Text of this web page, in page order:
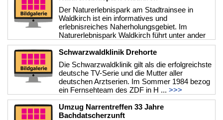
Der Naturerlebnispark am Stadtrainsee in
Waldkirch ist ein informatives und
erlebnisreiches Naherholungsgebiet. Im
Naturerlebnispark Waldkirch führt unter ander
...>>>
Schwarzwaldklinik Drehorte
Die Schwarzwaldklinik gilt als die erfolgreichste
deutsche TV-Serie und die Mutter aller
deutschen Arztserien. Im Sommer 1984 bezog
ein Fernsehteam des ZDF in H ... >>>
Umzug Narrentreffen 33 Jahre
Bachdatscherzunft